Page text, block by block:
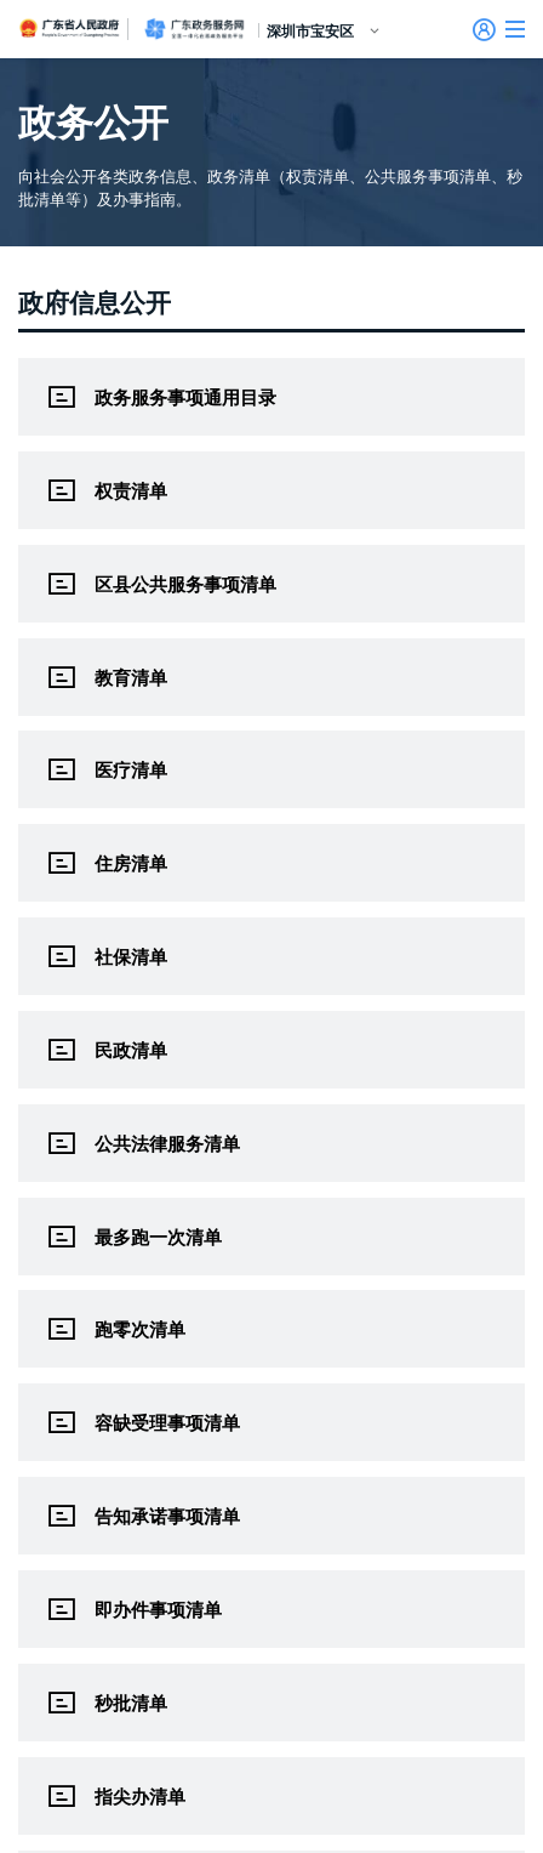
留言信箱
建言献策
信访相关法规
便民服务
百姓论坛
政府热线
网上调查
在线访谈
法律服务
领导信箱
未加载图片
政务微博
网络问政
意见征集
部门信箱
信访常见问题
信件回复
网上举报
公众监督
我要留言
广东省人民政府广东政务服务网
深圳市宝安区
首页
个人服务
法人服务
好差评
政民互动
政务公开
向社会公开各类政务信息、政务清单（权责清单、公共服务事项清单、秒
批清单等）及办事指南。
政府信息公开
政务服务事项通用目录
权责清单
区县公共服务事项清单
教育清单
医疗清单
住房清单
社保清单
民政清单
公共法律服务清单
最多跑一次清单
跑零次清单
容缺受理事项清单
告知承诺事项清单
即办件事项清单
秒批清单
指尖办清单